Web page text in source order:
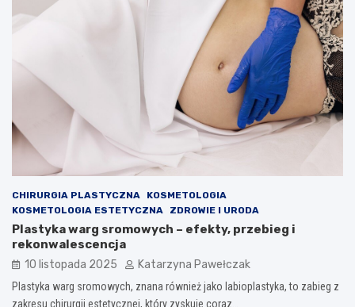
CHIRURGIA PLASTYCZNA
KOSMETOLOGIA
KOSMETOLOGIA ESTETYCZNA
ZDROWIE I URODA
Plastyka warg sromowych – efekty, przebieg i
rekonwalescencja
10 listopada 2025 Katarzyna Pawełczak
Plastyka warg sromowych, znana również jako labioplastyka, to zabieg z
zakresu chirurgii estetycznej, który zyskuje coraz…